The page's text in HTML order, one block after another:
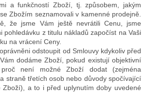
a funkčností Zboží, tj. způsobem, jakým
Zbožím seznamovali v kamenné prodejně.
že jsme Vám ještě nevrátili Cenu, jsme
pohledávku z titulu nákladů započíst na Vaši
na vrácení Ceny.
odstoupit od Smlouvy kdykoliv před
dodáme Zboží, pokud existují objektivní
proč není možné Zboží dodat (zejména
straně třetích osob nebo důvody spočívající
Zboží), a to i před uplynutím doby uvedené